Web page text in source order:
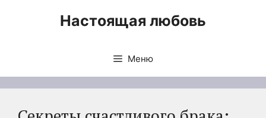
Настоящая любовь
Меню